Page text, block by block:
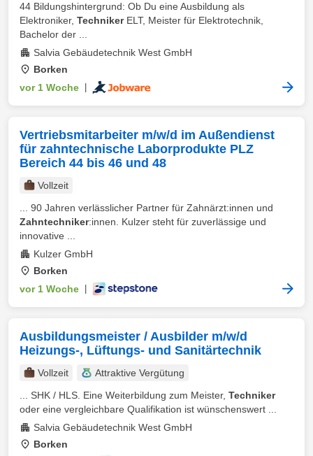
44 Bildungshintergrund: Ob Du eine Ausbildung als
Elektroniker, TechnikerELT, Meister für Elektrotechnik,
Bachelor der ...
Salvia Gebäudetechnik West GmbH
Borken
vor 1 Woche
Vertriebsmitarbeiter m/w/d im Außendienst
für zahntechnische Laborprodukte PLZ
Bereich 44 bis 46 und 48
Vollzeit
... 90 Jahren verlässlicher Partner für Zahnärzt:innen und
Zahntechniker:innen. Kulzer steht für zuverlässige und
innovative ...
Kulzer GmbH
Borken
vor 1 Woche
Ausbildungsmeister / Ausbilder m/w/d
Heizungs-, Lüftungs- und Sanitärtechnik
Vollzeit
Attraktive Vergütung
... SHK / HLS. Eine Weiterbildung zum Meister, Techniker
oder eine vergleichbare Qualifikation ist wünschenswert ...
Salvia Gebäudetechnik West GmbH
Borken